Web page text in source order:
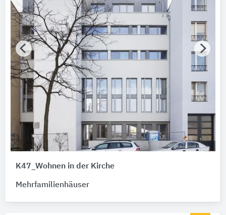
K47_Wohnen in der Kirche
Mehrfamilienhäuser